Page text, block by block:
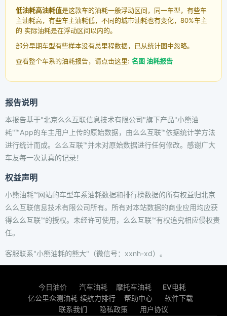
低油耗高油耗值是这款车的油耗一般浮动区间，同一车型，有些车
主油耗高，有些车主油耗低，不同的城市油耗也有变化，80%车主
的 实际油耗是在浮动区间以内的。
部分早期车型有些样本没有总里程数据，已从统计图中忽略。
查看整个车系的油耗报告，请点击这里: 名图 油耗报告
报告说明
本报告基于"北京么么互联信息技术有限公司"旗下产品"小熊油
耗"™App的车主用户上传的原始数据，由么么互联™依据统计学方法
进行统计而成。么么互联™并未对原始数据进行任何修改。感谢广大
车友每一次认真的记录！
权益声明
小熊油耗™网站的车型车系油耗数据和排行榜数据的所有权益归北京
么么互联信息技术有限公司所有。所有对本站数据的商业应用均应获
得么么互联™的授权。未经许可使用，么么互联™有权追究相应侵权责
任。
客服联系"小熊油耗的熊大"（微信号：xxnh-xd）。
今日油价 汽车油耗 摩托车油耗
EV电耗
亿公里众测油耗 续航力排行 帮助中心
软件下载
联系我们
隐私政策 用户协议